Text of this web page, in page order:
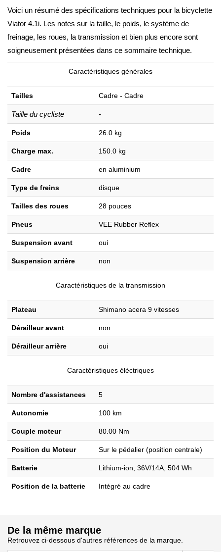
Voici un résumé des spécifications techniques pour la bicyclette
Viator 4.1i. Les notes sur la taille, le poids, le système de
freinage, les roues, la transmission et bien plus encore sont
soigneusement présentées dans ce sommaire technique.
Caractéristiques générales
Tailles Cadre - Cadre
Taille du cycliste -
Poids 26.0 kg
Charge max. 150.0 kg
Cadre en aluminium
Type de freins disque
Tailles des roues 28 pouces
Pneus VEE Rubber Reflex
Suspension avant oui
Suspension arrière non
Caractéristiques de la transmission
Plateau Shimano acera 9 vitesses
Dérailleur avant non
Dérailleur arrière oui
Caractéristiques éléctriques
Nombre d'assistances 5
Autonomie 100 km
Couple moteur 80.00 Nm
Position du Moteur Sur le pédalier (position centrale)
Batterie Lithium-ion, 36V/14A, 504 Wh
Position de la batterie Intégré au cadre
De la même marque
Retrouvez ci-dessous d'autres références de la marque.